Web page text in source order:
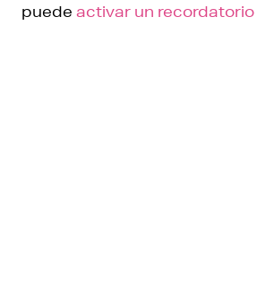
puede activar un recordatorio